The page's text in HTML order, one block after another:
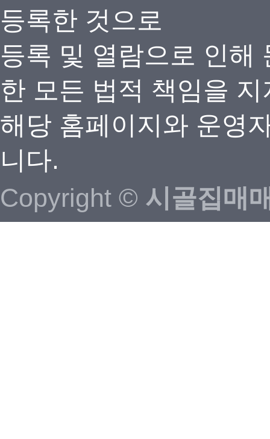
등록한 것으로
등록 및 열람으로 인해
한 모든 법적 책임을
해당 홈페이지와 운영
니다.
Copyright © 시골집매